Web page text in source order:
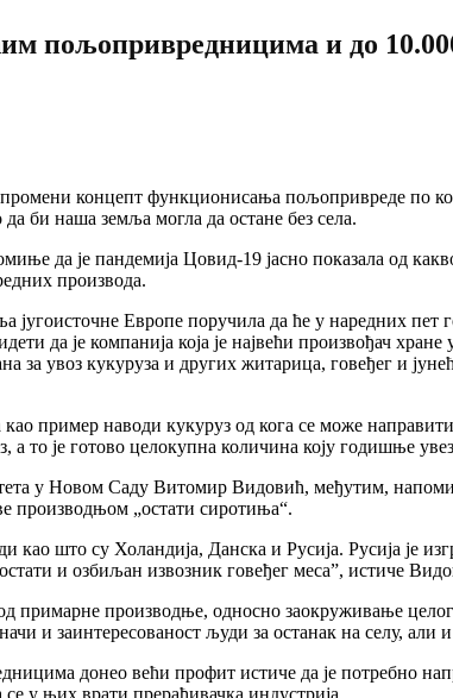
пољопривредницима и до
промени концепт функционисања пољопривреде по
би наша земља могла да остане без села.
да је пандемија Цовид-19 јасно показала од
производа.
Европе поручила да ће у наредних пет
да је компанија која је највећи произвођач
за увоз кукуруза и других житарица, говеђег и
пример наводи кукуруз од кога се може
то је готово целокупна количина коју годишње
у Новом Саду Витомир Видовић, међутим,
производњом „остати сиротиња“.
што су Холандија, Данска и Русија. Русија је
и озбиљан извозник говеђег меса”, истиче
примарне производње, односно заокруживање
и заинтересованост људи за останак на селу, али
донео већи профит истиче да је потребно
у њих врати прерађивачка индустрија.